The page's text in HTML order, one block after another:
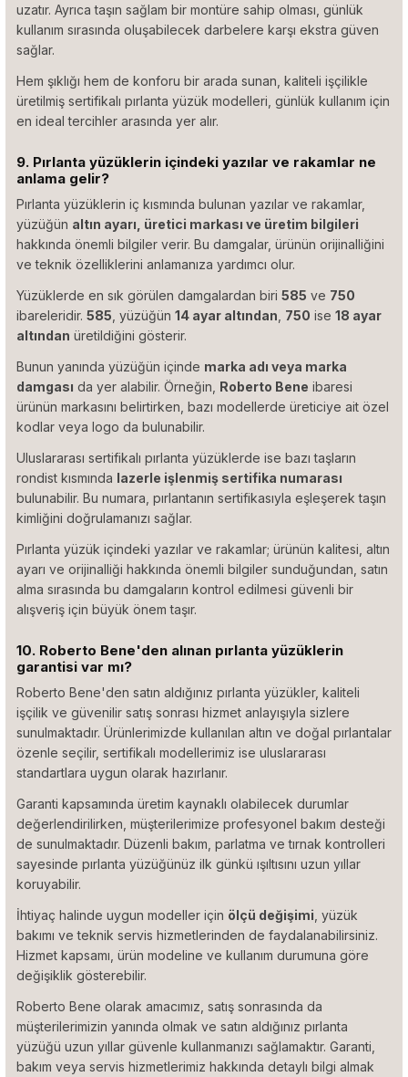
uzatır. Ayrıca taşın sağlam bir montüre sahip olması, günlük
kullanım sırasında oluşabilecek darbelere karşı ekstra güven
sağlar.
Hem şıklığı hem de konforu bir arada sunan, kaliteli işçilikle
üretilmiş sertifikalı pırlanta yüzük modelleri, günlük kullanım için
en ideal tercihler arasında yer alır.
9. Pırlanta yüzüklerin içindeki yazılar ve rakamlar ne
anlama gelir?
Pırlanta yüzüklerin iç kısmında bulunan yazılar ve rakamlar,
yüzüğün altın ayarı, üretici markası ve üretim bilgileri
hakkında önemli bilgiler verir. Bu damgalar, ürünün orijinalliğini
ve teknik özelliklerini anlamanıza yardımcı olur.
Yüzüklerde en sık görülen damgalardan biri 585 ve 750
ibareleridir. 585 , yüzüğün 14 ayar altından 750 ise 18 ayar
altından üretildiğini gösterir.
Bunun yanında yüzüğün içinde marka adı veya marka
damgası da yer alabilir. Örneğin, Roberto Bene ibaresi
ürünün markasını belirtirken, bazı modellerde üreticiye ait özel
kodlar veya logo da bulunabilir.
Uluslararası sertifikalı pırlanta yüzüklerde ise bazı taşların
rondist kısmında lazerle işlenmiş sertifika numarası
bulunabilir. Bu numara, pırlantanın sertifikasıyla eşleşerek taşın
kimliğini doğrulamanızı sağlar.
Pırlanta yüzük içindeki yazılar ve rakamlar; ürünün kalitesi, altın
ayarı ve orijinalliği hakkında önemli bilgiler sunduğundan, satın
alma sırasında bu damgaların kontrol edilmesi güvenli bir
alışveriş için büyük önem taşır.
10. Roberto Bene'den alınan pırlanta yüzüklerin
garantisi var mı?
Roberto Bene'den satın aldığınız pırlanta yüzükler, kaliteli
işçilik ve güvenilir satış sonrası hizmet anlayışıyla sizlere
sunulmaktadır. Ürünlerimizde kullanılan altın ve doğal pırlantalar
özenle seçilir, sertifikalı modellerimiz ise uluslararası
standartlara uygun olarak hazırlanır.
Garanti kapsamında üretim kaynaklı olabilecek durumlar
değerlendirilirken, müşterilerimize profesyonel bakım desteği
de sunulmaktadır. Düzenli bakım, parlatma ve tırnak kontrolleri
sayesinde pırlanta yüzüğünüz ilk günkü ışıltısını uzun yıllar
koruyabilir.
İhtiyaç halinde uygun modeller için ölçü değişimi , yüzük
bakımı ve teknik servis hizmetlerinden de faydalanabilirsiniz.
Hizmet kapsamı, ürün modeline ve kullanım durumuna göre
değişiklik gösterebilir.
Roberto Bene olarak amacımız, satış sonrasında da
müşterilerimizin yanında olmak ve satın aldığınız pırlanta
yüzüğü uzun yıllar güvenle kullanmanızı sağlamaktır. Garanti,
bakım veya servis hizmetlerimiz hakkında detaylı bilgi almak